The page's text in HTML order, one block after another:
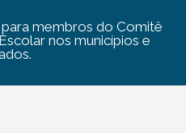
membros do Comitê
nos municípios e